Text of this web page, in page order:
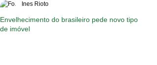
Envelhecimento do brasileiro pede novo tipo
de imóvel
Ines Rioto